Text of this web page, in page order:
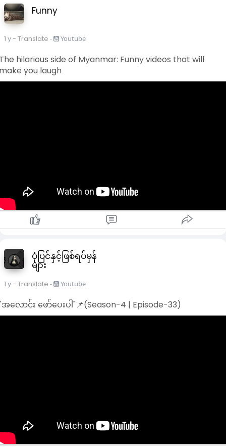
နေရာမှာ အရေးကြီးတာက သူ့ကို အမှန်တကယ် အေးမြစေလိုတဲ့
တ် ၊ သူ့ကို အမှန်တကယ် အောင်မြင်ကြီးပွားစေလိုတဲ့စိတ်နဲ့
ေတ္တာပို့မှထိရောက်မှာဖြစ်ပါတယ်။
ဒီလူက ကိုယ့်အပေါ် အချိန်တိုင်း ဒုက္ခပေးနေတဲ့သူ အရမ်းနာကြီး
န်းတီးအောင် လုပ်ထားဖူးတဲ့သူဖြစ်ရင်လည်း အဲ့ဒီအချိန်လေးခဏ
ာတော့ ခွင့်လွှတ်နားလည်စိတ်နဲ့ မေတ္တာပို့ရမယ်။
ကောက်ကြံတာပါလားလို့စိတ်ဖြေပြီး ခွင့်လွှတ်ပါ။
က ကိုယ့်အထက်လူကြီး ကိုယ့်အလုပ်ရှင်ဖြစ်နေခဲ့ရင် ကိုယ့်အပေါ်
ောက်မာရိုင်းစိုင်းခဲ့ရင်ငါလည်း သူ့ရာထူး သူ့လိုချမ်းသာတဲ့သူဖြစ်ခဲ့
င် ဒီထက်တောင် ဆဲမိဆိုမိချင် ဆိုမိမှာဆိုပြီး ခွင့်လွှတ်ပါ။
ဒါတွေအားလုံးမှ မရဘူးဆိုရင်ငါဝဋ်ကြွေးရှိလို့ ခံရတာပဲလို့ တွေး
ြီး သူ့ကို အပြစ်မမြင်မိအောင်စိတ်ဖြေပြီး ခွင့်လွှတ်ပါ။
ဒါဆိုရင်တော့ သင်ရေကိုင်ပြီး မျက်နှာသစ်တဲ့ အချိန် ၂ စက္ကန့်
သေချာပါတယ်။ သင်သူ့ကို ခွင့်လွှတ်ပြီး မေတ္တာပို့နိုင်သလောက်သူ
င့်အပေါ် ထူးထူးခြားခြား အမြင်ကြည်လာပါလိမ့်မယ်။ဒီနေရာမှာ
ောက်ပဲ ပိုမှာပါ။ ပထမတော့ မျက်နှာသစ်တိုင်း အဲ့ဒါလေးလုပ်ဖို့
င်မေ့ချင် မေ့မှာပါ။
Funny
1 y- Translate- Youtube
hilarious side of Myanmar: Funny videos that will
you laugh
ပုံပြင်နှင့်ဖြစ်ရပ်မှန်
များ
1 y- Translate- Youtube
အလောင်း ဖော်ပေးပါ"📌(Season-4 | Episode-33)